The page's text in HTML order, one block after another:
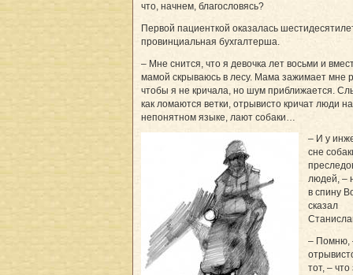
что, начнем, благословясь?
Первой пациенткой оказалась
провинциальная бухгалтерша.
– Мне снится, что я девочка лет восьми и
мамой скрываюсь в лесу. Мама зажимает мне
чтобы я не кричала, но шум приближается.
как ломаются ветки, отрывисто кричат люди на
непонятном языке, лают собаки…
– И у
сне
людей, –
в спину
сказал
– Помню,
тот, – что